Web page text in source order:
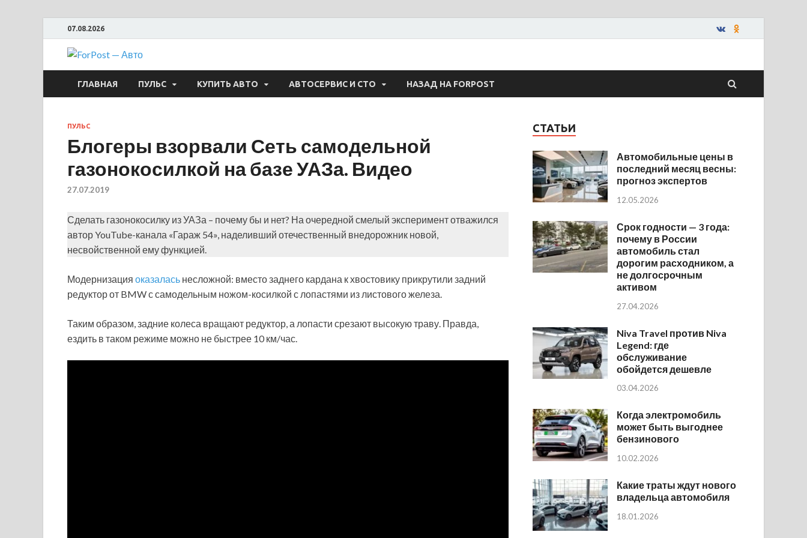
07.08.2026
ForPost — Авто
ГЛАВНАЯ ПУЛЬС КУПИТЬ АВТО АВТОСЕРВИС И СТО НАЗАД НА FORPOST
ПУЛЬС
Блогеры взорвали Сеть самодельной
газонокосилкой на базе УАЗа. Видео
27.07.2019
Сделать газонокосилку из УАЗа – почему бы и нет? На очередной смелый эксперимент отважился
автор YouTube-канала «Гараж 54», наделивший отечественный внедорожник новой,
несвойственной ему функцией.
Модернизация оказалась несложной: вместо заднего кардана к хвостовику прикрутили задний
редуктор от BMW с самодельным ножом-косилкой с лопастями из листового железа.
Таким образом, задние колеса вращают редуктор, а лопасти срезают высокую траву. Правда,
ездить в таком режиме можно не быстрее 10 км/час.
СТАТЬИ
Автомобильные цены в
последний месяц весны:
прогноз экспертов
12.05.2026
Срок годности — 3 года:
почему в России
автомобиль стал
дорогим расходником, а
не долгосрочным
активом
27.04.2026
Niva Travel против Niva
Legend: где
обслуживание
обойдется дешевле
03.04.2026
Когда электромобиль
может быть выгоднее
бензинового
10.02.2026
Какие траты ждут нового
владельца автомобиля
18.01.2026